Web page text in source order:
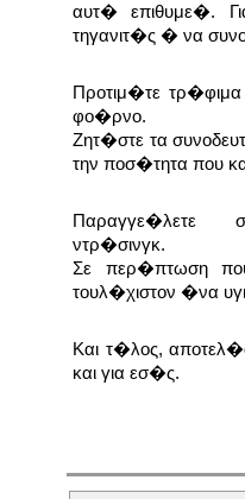
αυτ� επιθυμε�.
τηγανιτ�ς � να
Προτιμ�τε
φο�ρνο.
Ζητ�στε τα
την ποσ�τητα που
Παραγγε�λετε
ντρ�σινγκ.
Σε περ�πτωση
τουλ�χιστον �να
Και τ�λος,
και για εσ�ς.